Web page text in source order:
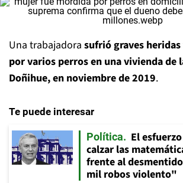
Una trabajadora sufrió graves
por varios perros en una vivienda de
Doñihue, en noviembre de 2019.
Te puede interesar
Política
El
calzar las
frente al
mil robos violento"